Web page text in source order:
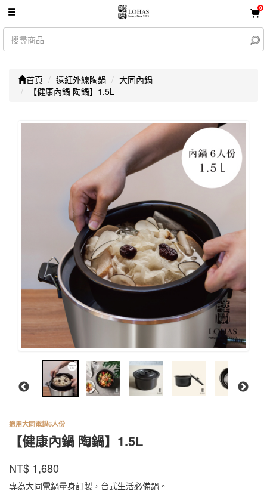
0
首頁 遠紅外線陶鍋
大同內鍋
【健康內鍋 陶鍋】1.5L
適用大同電鍋6人份
【健康內鍋 陶鍋】1.5L
商品代號 EWCP010001BK
EWCP010001BK
品牌
寶
NT$ 1,680
專為大同電鍋量身訂製，台式生活必備鍋。